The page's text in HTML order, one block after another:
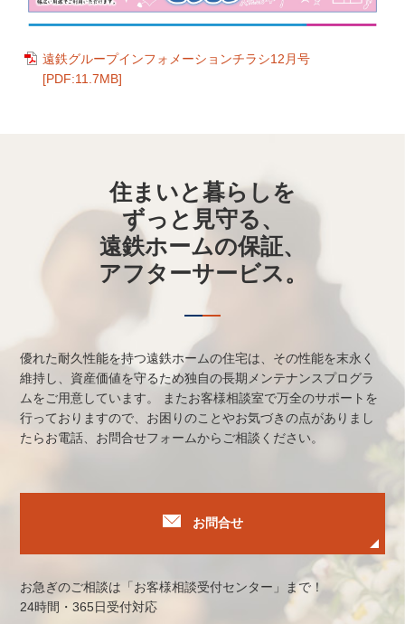
遠鉄グループインフォメーションチラシ12月号
[PDF:11.7MB]
住まいと暮らしを
ずっと見守る、
遠鉄ホームの保証、
アフターサービス。
優れた耐久性能を持つ遠鉄ホームの住宅は、その性能を末永く
維持し、資産価値を守るため独自の長期メンテナンスプログラ
ムをご用意しています。
またお客様相談室で万全のサポートを
行っておりますので、お困りのことやお気づきの点がありまし
たらお電話、お問合せフォームからご相談ください。
お問合せ
お急ぎのご相談は「お客様相談受付センター」まで！
24時間・365日受付対応